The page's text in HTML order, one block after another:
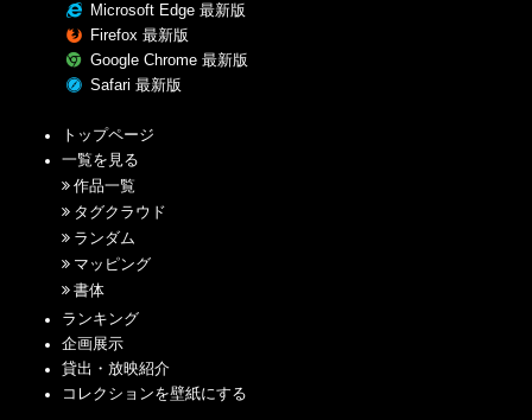
Microsoft Edge 最新版
Firefox 最新版
Google Chrome 最新版
Safari 最新版
トップページ
一覧を見る
作品一覧
タグクラウド
ランダム
マッピング
書体
ランキング
企画展示
貸出・放映紹介
コレクションを壁紙にする